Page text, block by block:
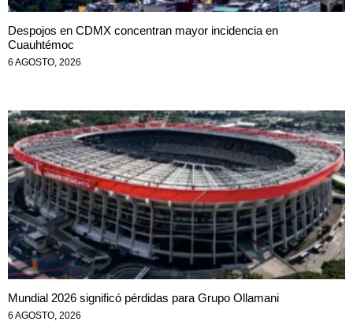
Despojos en CDMX concentran mayor incidencia en
Cuauhtémoc
6 AGOSTO, 2026
Mundial 2026 significó pérdidas para Grupo Ollamani
6 AGOSTO, 2026